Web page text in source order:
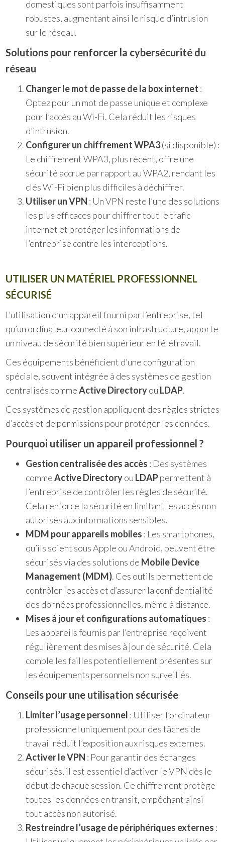
domestiques sont parfois insuffisamment
robustes, augmentant ainsi le risque d’intrusion
sur le réseau.
Solutions pour renforcer la cybersécurité du
réseau
Changer le mot de passe de la box internet :
Optez pour un mot de passe unique et complexe
pour l’accès au Wi-Fi. Cela réduit les risques
d’intrusion.
Configurer un chiffrement WPA3(si disponible) :
Le chiffrement WPA3, plus récent, offre une
sécurité accrue par rapport au WPA2, rendant les
clés Wi-Fi bien plus difficiles à déchiffrer.
Utiliser un VPN : Un VPN reste l’une des solutions
les plus efficaces pour chiffrer tout le trafic
internet et protéger les informations de
l’entreprise contre les interceptions.
UTILISER UN MATÉRIEL PROFESSIONNEL
SÉCURISÉ
L’utilisation d’un appareil fourni par l’entreprise, tel
qu’un ordinateur connecté à son infrastructure, apporte
un niveau de sécurité bien supérieur en télétravail.
Ces équipements bénéficient d’une configuration
spéciale, souvent intégrée à des systèmes de gestion
centralisés commeActive Directoryou LDAP.
Ces systèmes de gestion appliquent des règles strictes
d’accès et de permissions pour protéger les données.
Pourquoi utiliser un appareil professionnel ?
Gestion centralisée des accès : Des systèmes
commeActive Directoryou LDAPpermettent à
l’entreprise de contrôler les règles de sécurité.
Cela renforce la sécurité en limitant les accès non
autorisés aux informations sensibles.
MDM pour appareils mobiles : Les smartphones,
qu’ils soient sous Apple ou Android, peuvent être
sécurisés via des solutions de Mobile Device
Management (MDM). Ces outils permettent de
contrôler les accès et d’assurer la confidentialité
des données professionnelles, même à distance.
Mises à jour et configurations automatiques :
Les appareils fournis par l’entreprise reçoivent
régulièrement des mises à jour de sécurité. Cela
comble les failles potentiellement présentes sur
les équipements personnels non surveillés.
Conseils pour une utilisation sécurisée
Limiter l’usage personnel : Utiliser l’ordinateur
professionnel uniquement pour des tâches de
travail réduit l’exposition aux risques externes.
Activer le VPN : Pour garantir des échanges
sécurisés, il est essentiel d’activer le VPN dès le
début de chaque session. Ce chiffrement protège
toutes les données en transit, empêchant ainsi
tout accès non autorisé.
Restreindre l’usage de périphériques externes :